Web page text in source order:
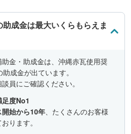
成金は最大いくらもらえま
金・助成金は、沖縄赤瓦使用奨
成金が出ています。
員にご確認ください。
度No1
始から10年、たくさんのお客様
ります。